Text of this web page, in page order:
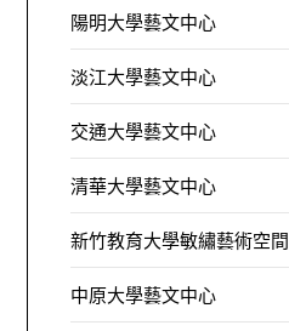
陽明大學藝文中心
淡江大學藝文中心
交通大學藝文中心
清華大學藝文中心
新竹教育大學敏繡藝術空間
中原大學藝文中心